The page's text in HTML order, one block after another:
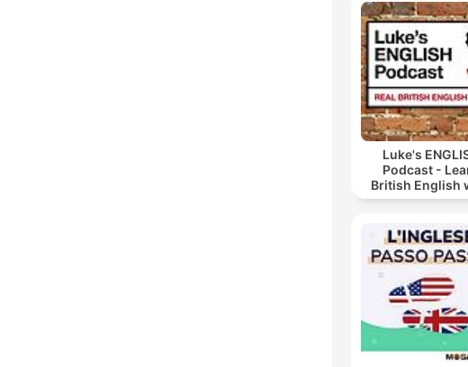
Luke's
Podcast -
British English
Luke